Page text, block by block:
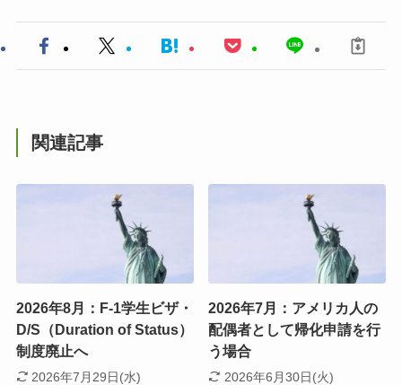
関連記事
2026年8月：F-1学生ビザ・
D/S（Duration of Status）
制度廃止へ
2026年7月29日(水)
2026年7月：アメリカ人の
配偶者として帰化申請を行
う場合
2026年6月30日(火)